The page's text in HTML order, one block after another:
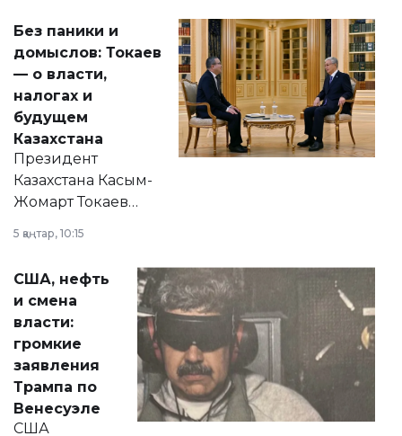
Без паники и
домыслов: Токаев
— о власти,
налогах и
будущем
Казахстана
Президент
Казахстана Касым-
Жомарт Токаев
сразу несколько
актуальных тем —
от слухов о
политических
реформах до
вопросов армии,
экономики и
личного здоровья.
5 қаңтар, 10:15
США, нефть
и смена
власти:
громкие
заявления
Трампа по
Венесуэле
США